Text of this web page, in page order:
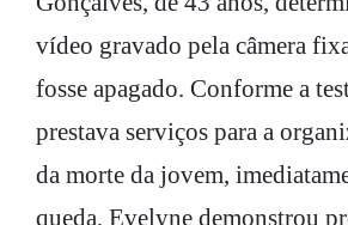
vídeo gravado pela câmera
fosse apagado. Conforme a
prestava serviços para a
da morte da jovem,
queda, Evelyne demonstrou